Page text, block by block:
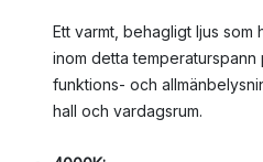
Ett varmt, behagligt ljus som
inom detta temperaturspann
funktions- och
hall och vardagsrum.